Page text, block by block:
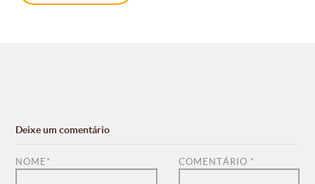
Deixe um comentário
COMENTÁRIO *
NOME *